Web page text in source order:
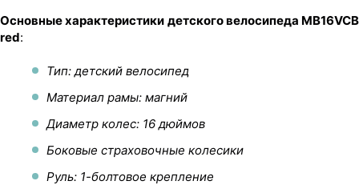
Основные характеристики детского велосипеда MB16VCB
red:
Тип: детский велосипед
Материал рамы: магний
Диаметр колес: 16 дюймов
Боковые страховочные колесики
Руль: 1-болтовое крепление